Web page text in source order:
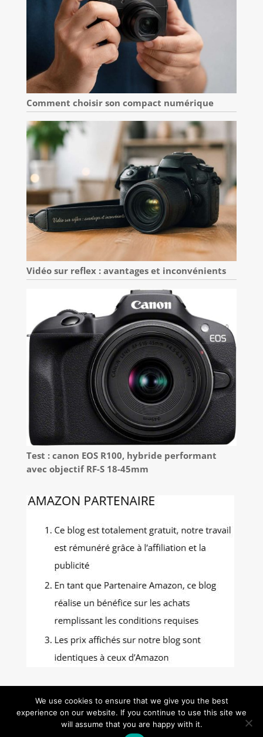
Comment choisir son compact numérique
Vidéo sur reflex : avantages et inconvénients
Test : canon EOS R100, hybride performant
avec objectif RF-S 18-45mm
Gastronomie Photos - Tous droits réservés -
Mentions Légales -Politique de confidentialité
We use cookies to ensure that we give you the best
experience on our website. If you continue to use this site we
will assume that you are happy with it.